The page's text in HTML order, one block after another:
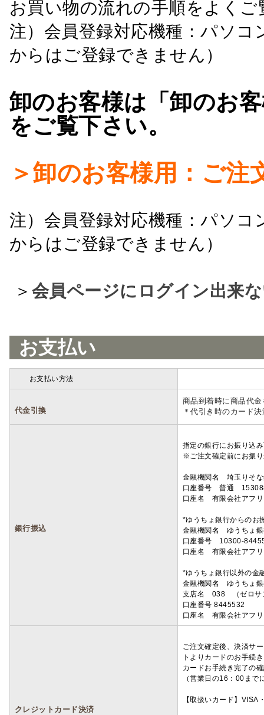
お買い物の流れの手順をよくご
注）会員登録対応機種：パソ
からはご登録できません）
卸のお客様は「卸のお
をご覧下さい。
＞卸のお客様用：ご注
注）会員登録対応機種：パソ
からはご登録できません）
＞ 会員ページにログイン出来
お支払い
お支払い方法
代金引換
商品到着時に商品代
＊代引き時のカード
銀行振込
指定の銀行にお振り込
※ご注文確定前にお振
金融機関名 埼玉りそ
口座番号 普通
口座名 有限会社アフ
*ゆうちょ銀行からのお
金融機関名 ゆうちょ
口座番号 10300-
口座名 有限会社アフ
*ゆうちょ銀行以外の金
金融機関名 ゆうちょ
支店名 038 （ゼロサ
口座番号 8445532
口座名 有限会社アフ
クレジットカード決済
ご注文確定後、決済サ
トよりカードのお手続
カードお手続き完了の
（営業日の16：00ま
【取扱いカード】